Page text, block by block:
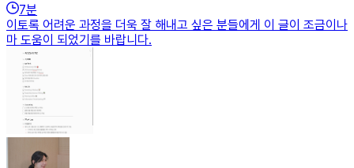
7분
이토록 어려운 과정을 더욱 잘 해내고 싶은 분들에게 이 글이 조금이나
마 도움이 되었기를 바랍니다.